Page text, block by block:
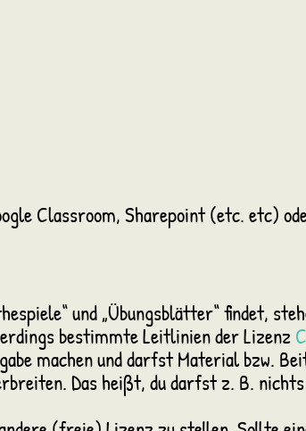
Classroom, Sharepoint (etc. etc)
und „Übungsblätter“ findet,
bestimmte Leitlinien der Lizenz
machen und darfst Material bzw.
Das heißt, du darfst z. B.